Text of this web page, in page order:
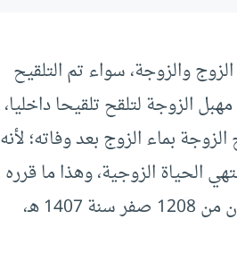
والزوجة، سواء تم التلقيح
الزوجة لتلقح تلقيحا داخليا،
بماء الزوج بعد وفاته؛ لأنه
الحياة الزوجية، وهذا ما قرره
مجلس مجمع الفقه الإسلامي المنعقد في دورة مؤتمره الثالث في عمان من 1208 صفر سنة 1407 هـ،